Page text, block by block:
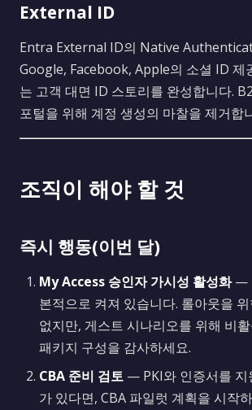
External ID
Entra External ID의 Native
Google, Facebook, Apple의 소셜 ID 제
는 고객 대면 ID 스토리를 완성합니다.
포털을 위해 계정 생성의 마찰을 제거합
조직이 해야 할 것
즉시 행동(이번 달)
My Access 승인자 가시성 활성화—
본적으로 켜져 있습니다. 롤아웃을
없지만, 게스트 시나리오를 위해 비
패키지 구성을 감사하세요.
CBA 준비 검토 — PKI와 인증서를 지
가 있다면, CBA 파일럿 계획을 시작